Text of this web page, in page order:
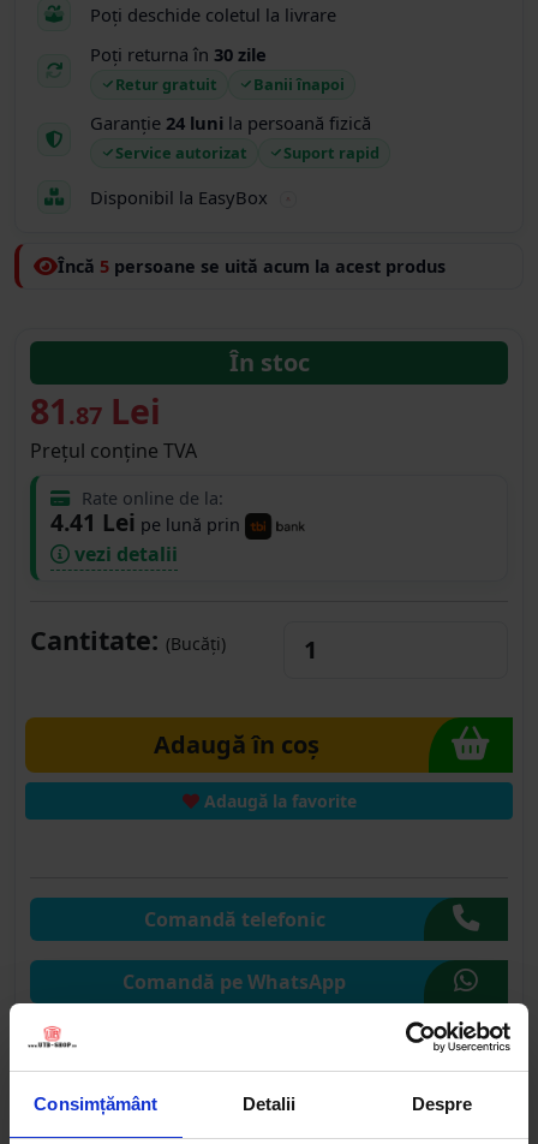
Consimțământ Detalii Despre
Poți deschide coletul la livrare
Poți returna în 30 zile
Retur gratuit Banii înapoi
Garanție 24 luni la persoană fizică
Service autorizat Suport rapid
Disponibil la EasyBox
Încă 5 persoane se uită acum la acest produs
În stoc
81.87 Lei
Prețul conține TVA
Rate online de la:
4.41 Lei pe lună prin
vezi detalii
Cantitate: (Bucăți)
Adaugă în coș
Adaugă la favorite
Comandă telefonic
Comandă pe WhatsApp
Solicită publicare SEAP